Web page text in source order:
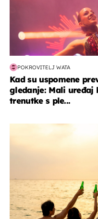
POKROVITELJ WATA
Kad su uspomene
gledanje: Mali
trenutke s ple...